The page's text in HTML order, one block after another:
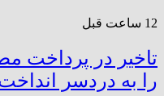
12 ساعت قبل
تاخیر در پرداخت
را به دردسر